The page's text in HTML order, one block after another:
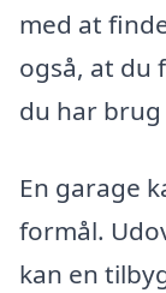
med at
også, at du
du har brug
En garage
formål.
kan en